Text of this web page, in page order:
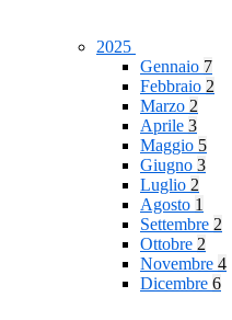
2025
Gennaio 7
Febbraio 2
Marzo 2
Aprile 3
Maggio 5
Giugno 3
Luglio 2
Agosto 1
Settembre 2
Ottobre 2
Novembre 4
Dicembre 6